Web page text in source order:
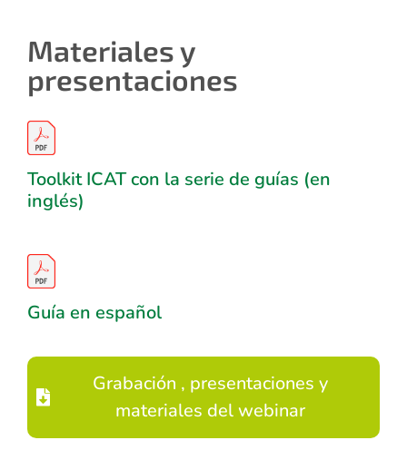
Materiales y
presentaciones
Toolkit ICAT con la serie de guías (en
inglés)
Guía en español
Grabación , presentaciones y
materiales del webinar